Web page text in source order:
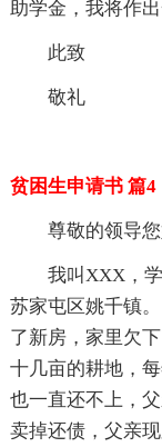
助学金，我将作
此致
敬礼
贫困生申请书 篇4
尊敬的领导您
我叫XXX，
苏家屯区姚千镇
了新房，家里欠
十几亩的耕地，
也一直还不上，
卖掉还债，父亲